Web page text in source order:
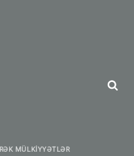
MÜLKIYYƏTLƏR